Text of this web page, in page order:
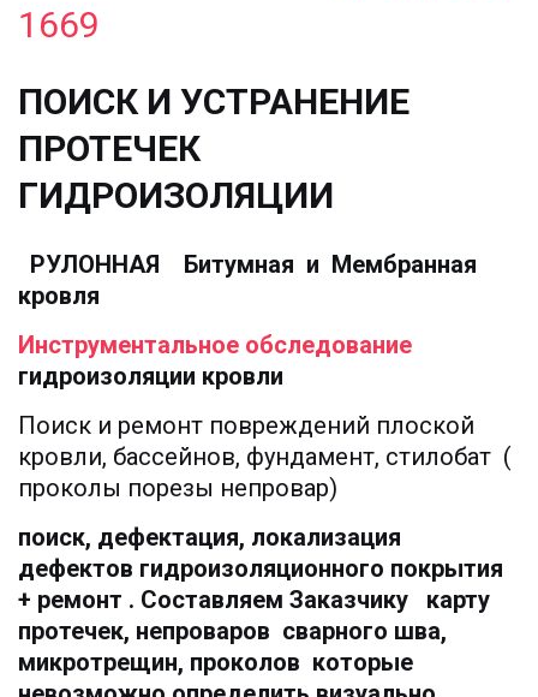
1669
ПОИСК И УСТРАНЕНИЕ
ПРОТЕЧЕК
ГИДРОИЗОЛЯЦИИ
кровля
Инструментальное обследование
гидроизоляции кровли
Поиск и ремонт повреждений плоской
кровли, бассейнов, фундамент, стилобат  (
проколы порезы непровар)
поиск, дефектация, локализация
дефектов гидроизоляционного покрытия
+ ремонт . Составляем Заказчику   карту
протечек, непроваров  сварного шва,
микротрещин, проколов  которые